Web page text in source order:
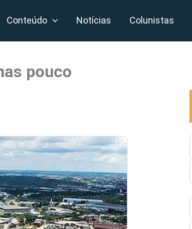
Conteúdo Notícias Colunistas
pouco